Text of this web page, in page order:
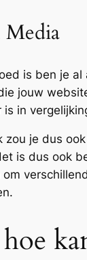
Media
is ben je
jouw
is in
zou je dus
is dus ook
om